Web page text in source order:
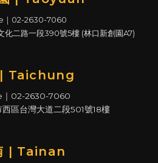
｜02-2630-7060
二路一段390號5樓 (林口新創園A7)
| Taichung
｜02-2630-7060
區台灣大道二段501號18樓
| Tainan